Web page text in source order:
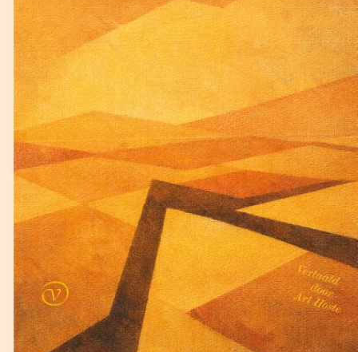
Lewis Carroll
De klopjacht op de sneer
17,50
BESTEL